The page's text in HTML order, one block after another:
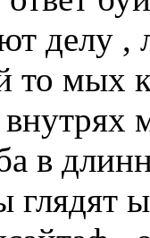
делу ,
то мых
в
глядят